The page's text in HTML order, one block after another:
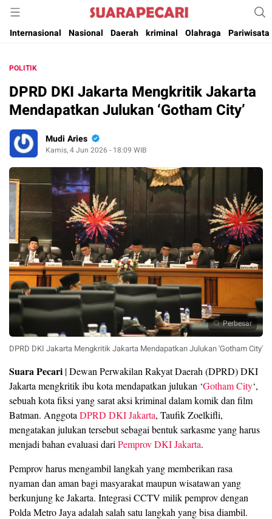
Suara Pecari
Suara Pencerahan Anak Negeri ( Berita Aktual & Terpercaya )
Internasional
Nasional Daerah kriminal Olahraga Pariwisata
POLITIK
DPRD DKI Jakarta Mengkritik Jakarta
Mendapatkan Julukan ‘Gotham City’
Mudi Aries
Kamis, 4 Jun 2026 - 18:09 WIB
Perbesar
DPRD DKI Jakarta Mengkritik Jakarta Mendapatkan Julukan 'Gotham City'
Suara Pecari | Dewan Perwakilan Rakyat Daerah (DPRD) DKI
Jakarta mengkritik ibu kota mendapatkan julukan ‘Gotham City‘,
sebuah kota fiksi yang sarat aksi kriminal dalam komik dan film
Batman. Anggota DPRD DKI Jakarta, Taufik Zoelkifli,
mengatakan julukan tersebut sebagai bentuk sarkasme yang harus
menjadi bahan evaluasi dari Pemprov DKI Jakarta.
Pemprov harus mengambil langkah yang memberikan rasa
nyaman dan aman bagi masyarakat maupun wisatawan yang
berkunjung ke Jakarta. Integrasi CCTV milik pemprov dengan
Polda Metro Jaya adalah salah satu langkah yang bisa diambil.